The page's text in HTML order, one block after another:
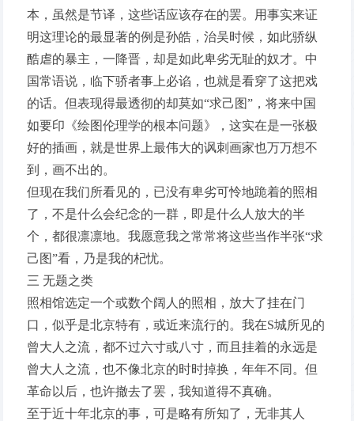
本，虽然是节译，这些话应该存在的罢。用事实来证
明这理论的最显著的例是孙皓，治吴时候，如此骄纵
酷虐的暴主，一降晋，却是如此卑劣无耻的奴才。中
国常语说，临下骄者事上必谄，也就是看穿了这把戏
的话。但表现得最透彻的却莫如“求己图”，将来中国
如要印《绘图伦理学的根本问题》，这实在是一张极
好的插画，就是世界上最伟大的讽刺画家也万万想不
到，画不出的。
但现在我们所看见的，已没有卑劣可怜地跪着的照相
了，不是什么会纪念的一群，即是什么人放大的半
个，都很凛凛地。我愿意我之常常将这些当作半张“求
己图”看，乃是我的杞忧。
三 无题之类
照相馆选定一个或数个阔人的照相，放大了挂在门
口，似乎是北京特有，或近来流行的。我在S城所见的
曾大人之流，都不过六寸或八寸，而且挂着的永远是
曾大人之流，也不像北京的时时掉换，年年不同。但
革命以后，也许撤去了罢，我知道得不真确。
至于近十年北京的事，可是略有所知了，无非其人